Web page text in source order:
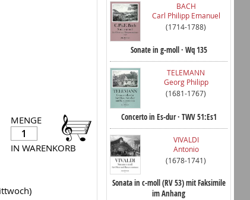
MENGE
IN WARENKORB
BACH
Carl Philipp Emanuel
(1714-1788)
Sonate in g-moll · Wq 135
TELEMANN
Georg Philipp
(1681-1767)
Concerto in Es-dur · TWV 51:Es1
VIVALDI
Antonio
(1678-1741)
Sonata in c-moll (RV 53) mit Faksimile
im Anhang